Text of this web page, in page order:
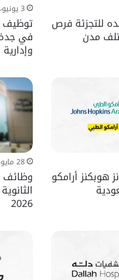
للتجزئة فرص
مدن
3 يونيو، 2026
توظيف
في
وإدارية
هوبكنز أرامكو
28 مايو، 2026
وظائف
2026